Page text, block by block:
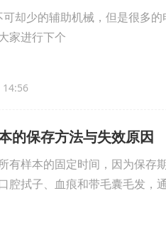
却少的辅助机械，但是很多
家进行下个
的保存方法与失效原因
样本的固定时间，因为保存
腔拭子、血痕和带毛囊毛发，